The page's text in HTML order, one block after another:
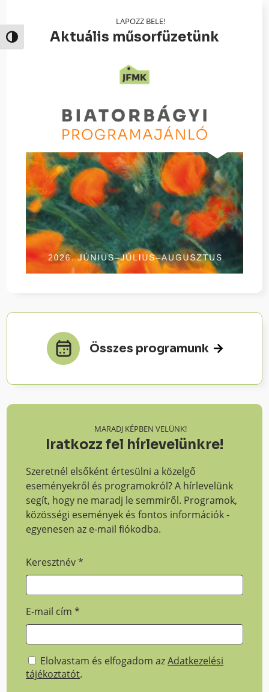
Nagy kontraszt váltása
LAPOZZ BELE!
Aktuális műsorfüzetünk
Összes programunk
MARADJ KÉPBEN VELÜNK!
Iratkozz fel hírlevelünkre!
Szeretnél elsőként értesülni a közelgő
eseményekről és programokról? A hírlevelünk
segít, hogy ne maradj le semmiről. Programok,
közösségi események és fontos információk -
egyenesen az e-mail fiókodba.
Keresztnév*
E-mail cím*
Elolvastam és elfogadom azAdatkezelési
tájékoztatót.